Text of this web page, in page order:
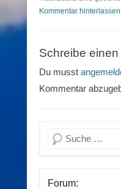
Kommentar hinterlassen
Schreibe
Du musst
Kommentar
Suchen
Forum: